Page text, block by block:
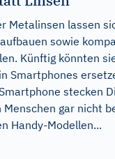
Metalinsen lassen
sowie
Künftig könnten
Smartphones
stecken
Menschen gar nicht
Handy-Modellen...